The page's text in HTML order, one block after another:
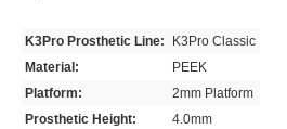
K3Pro Prosthetic Line:
K3Pro Classic
Material:
PEEK
Platform:
2mm Platform
Prosthetic Height:
4.0mm